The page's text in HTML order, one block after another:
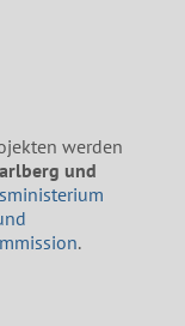
werden
und
.